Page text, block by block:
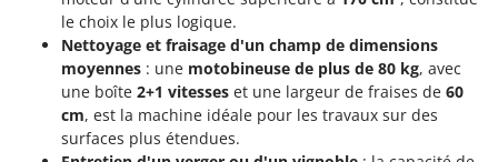
Verdemax
Vesco
Volpi
le choix le plus logique.
Nettoyage et fraisage d'un champ de dimensions
moyennes : une motobineuse de plus de 80 kg, avec
une boîte 2+1 vitesses et une largeur de fraises de 60
cm, est la machine idéale pour les travaux sur des
surfaces plus étendues.